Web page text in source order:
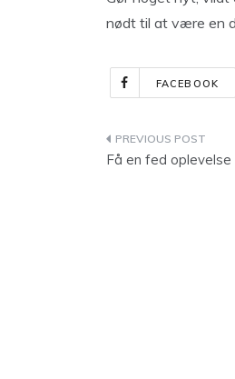
nødt til at være en
FACEBOOK
Få en fed